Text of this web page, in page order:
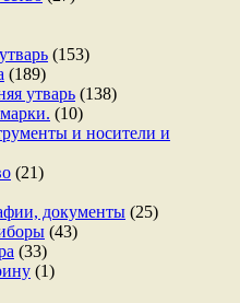
(153)
(189)
утварь (138)
(10)
и носители и
(21)
документы (25)
(43)
(33)
(1)